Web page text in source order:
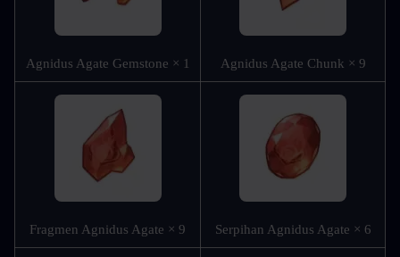
Agnidus Agate Gemstone × 1 Agnidus Agate Chunk × 9
Fragmen Agnidus Agate × 9 Serpihan Agnidus Agate × 6